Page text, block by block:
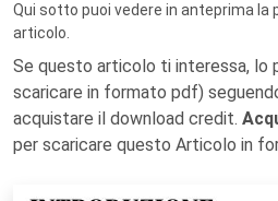
Qui sotto puoi vedere in anteprima la
articolo.
Se questo articolo ti interessa, lo
scaricare in formato pdf)
acquistare il download credit.
per scaricare questo Articolo in